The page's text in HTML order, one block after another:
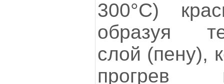
300°C)
образуя
слой (пену),
прогрев